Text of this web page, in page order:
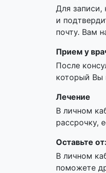
Для записи,
и
почту. Вам
Прием у
После
который Вы
Лечение
В личном
рассрочку,
Оставьте
В личном
поможете